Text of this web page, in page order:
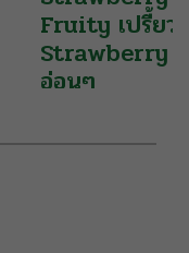
Fruity เปรี้ยว
Strawberry
อ่อนๆ
ทานเล่น ที่ต้องมีติ